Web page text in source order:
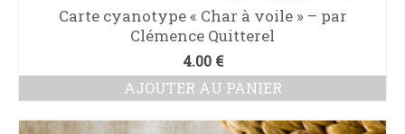
Carte cyanotype « Char à voile » – par
Clémence Quitterel
4.00 €
AJOUTER AU PANIER